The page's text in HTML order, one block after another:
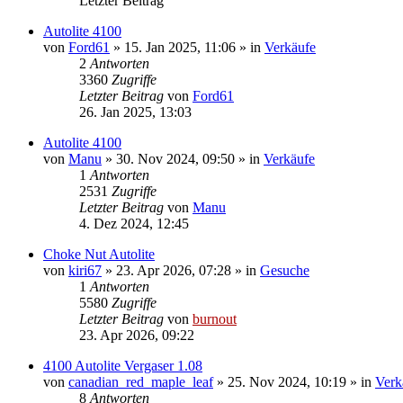
Autolite 4100
von Ford61 » 15. Jan 2025, 11:06 » in Verkäufe
2 Antworten
3360 Zugriffe
Letzter Beitrag von Ford61
26. Jan 2025, 13:03
Autolite 4100
von Manu » 30. Nov 2024, 09:50 » in Verkäufe
1 Antworten
2531 Zugriffe
Letzter Beitrag von Manu
4. Dez 2024, 12:45
Choke Nut Autolite
von kiri67 » 23. Apr 2026, 07:28 » in Gesuche
1 Antworten
5580 Zugriffe
Letzter Beitrag von burnout
23. Apr 2026, 09:22
4100 Autolite Vergaser 1.08
von canadian_red_maple_leaf» 25. Nov 2024, 10:19 » in
8 Antworten